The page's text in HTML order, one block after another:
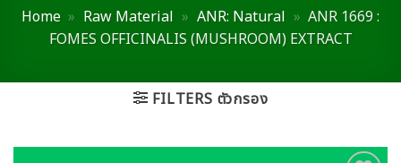
Home » Raw Material » ANR: Natural » ANR 1669 :
FOMES OFFICINALIS (MUSHROOM) EXTRACT
FILTERS ตัวกรอง